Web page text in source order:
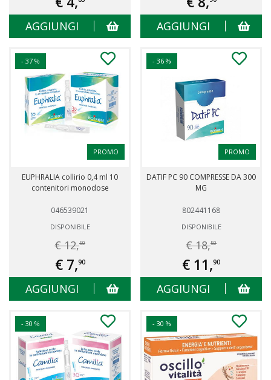
AGGIUNGI AGGIUNGI
- 37 %
PROMO
EUPHRALIA collirio 0,4 ml 10
contenitori monodose
046539021
DISPONIBILE
€ 12,50
€ 7,90
AGGIUNGI
- 36 %
PROMO
DATIF PC 90 COMPRESSE DA 300
MG
802441168
DISPONIBILE
€ 18,50
€ 11,90
AGGIUNGI
- 30 % - 30 %